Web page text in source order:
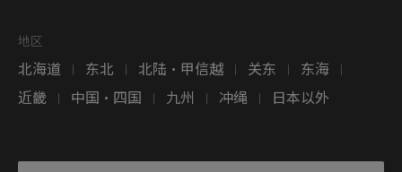
地区
北海道 | 东北 | 北陆・甲信越 | 关东 | 东海 |
近畿 | 中国・四国 | 九州 | 冲绳 | 日本以外